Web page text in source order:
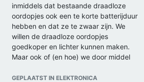
inmiddels dat bestaande draadloze
oordopjes ook een te korte batterijduur
hebben en dat ze te zwaar zijn. We
willen de draadloze oordopjes
goedkoper en lichter kunnen maken.
Maar ook of (en hoe) we door middel
oordopjes kunnen implementeren om de
GEPLAATST IN ELEKTRONICA